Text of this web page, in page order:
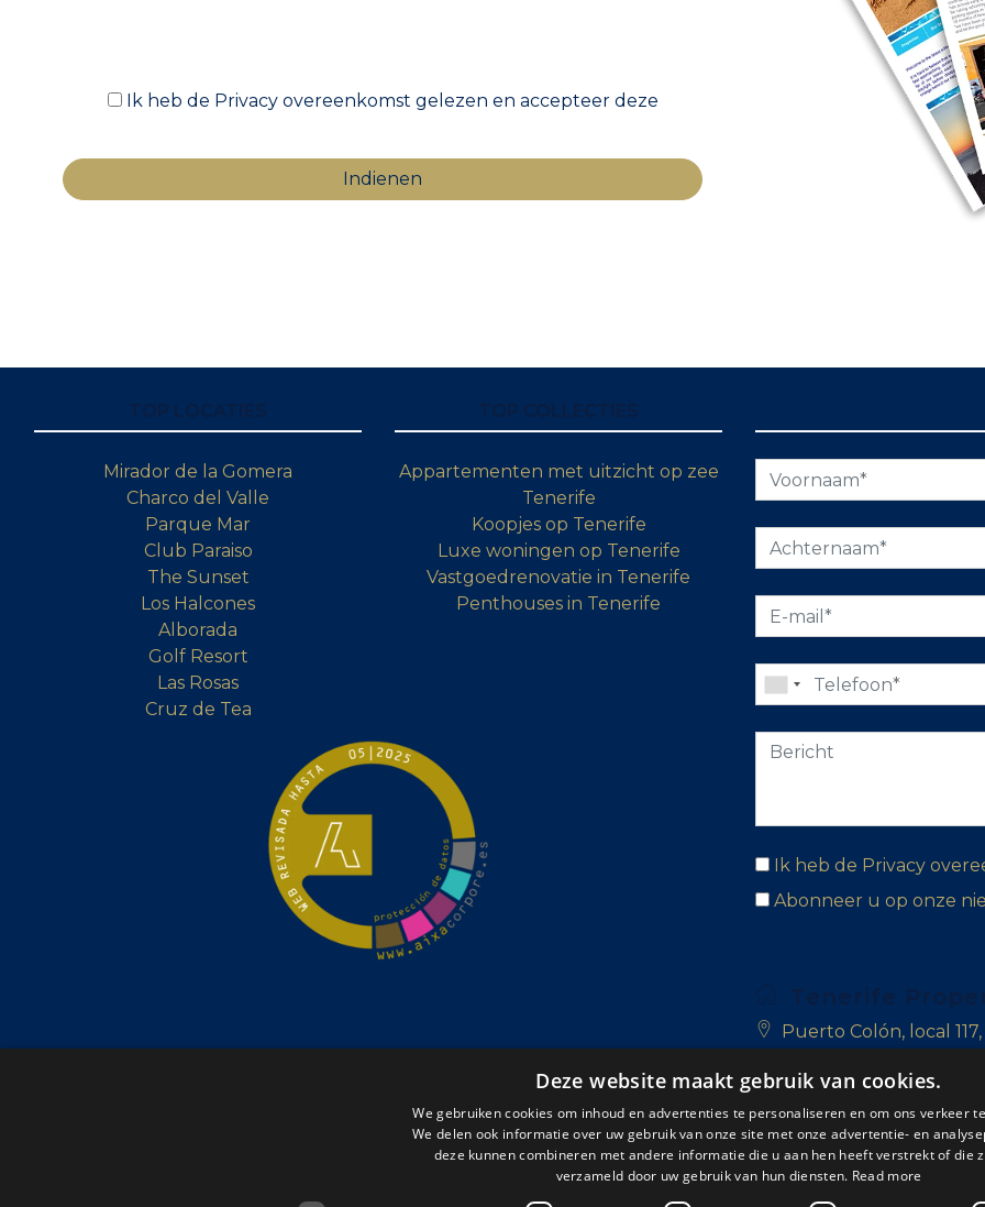
Ik heb de Privacy overeenkomst gelezen en accepteer deze
Mirador de la Gomera
Charco del Valle
Parque Mar
Club Paraiso
The Sunset
Los Halcones
Alborada
Golf Resort
Las Rosas
Cruz de Tea
Appartementen met uitzicht op zee
Tenerife
Koopjes op Tenerife
Luxe woningen op Tenerife
Vastgoedrenovatie in Tenerife
Penthouses in Tenerife
Ik heb de Privacy
Abonneer u op onze
Puerto Colón, local
Las Adelfas, Golf del
San Blas, 38639 Golf
+34 922 714 700
Deze website maakt gebruik van cookies.
We gebruiken cookies om inhoud en advertenties te personaliseren en om ons verkeer
We delen ook informatie over uw gebruik van onze site met onze advertentie- en
deze kunnen combineren met andere informatie die u aan hen heeft verstrekt of die
verzameld door uw gebruik van hun diensten. Read more